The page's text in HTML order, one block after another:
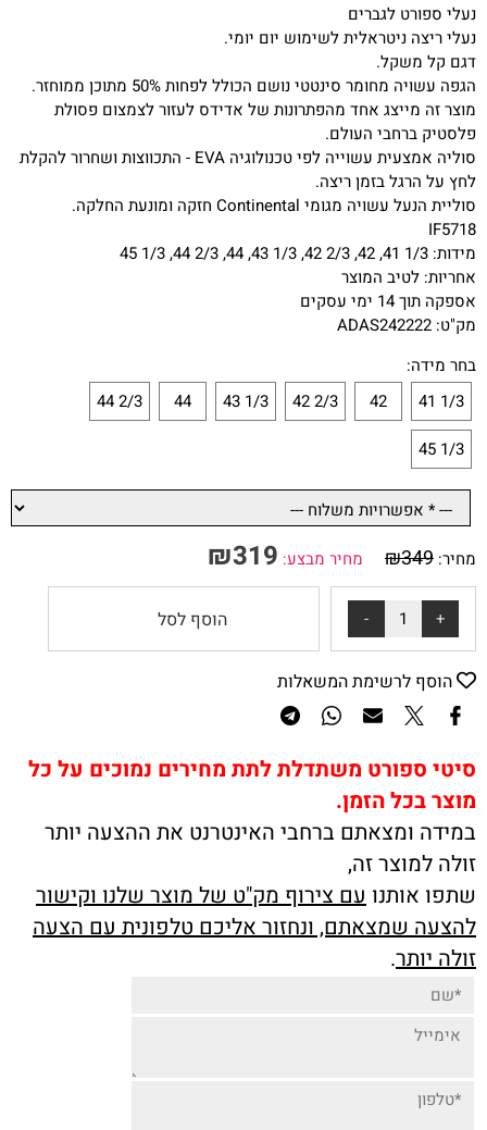
נעלי ספורט לגברים
נעלי ריצה ניטראלית לשימוש יום יומי.
דגם קל משקל.
הגפה עשויה מחומר סינטטי נושם הכולל לפחות 50% מתוכן ממוחזר.
מוצר זה מייצג אחד מהפתרונות של אדידס לעזור לצמצום פסולת
פלסטיק ברחבי העולם.
סוליה אמצעית עשוייה לפי טכנולוגיה EVA - התכווצות ושחרור להקלת
לחץ על הרגל בזמן ריצה.
סוליית הנעל עשויה מגומי Continental חזקה ומונעת החלקה.
IF5718
מידות: 1/3 41, 42, 2/3 42, 1/3 43, 44, 2/3 44, 1/3 45
אחריות: לטיב המוצר
אספקה תוך 14 ימי עסקים
מק"ט: ADAS242222
בחר מידה:
1/3 41
42
2/3 42
1/3 43
44
2/3 44
1/3 45
מחיר: ₪349 מחיר מבצע: ₪319
הוסף לסל
הוסף לרשימת המשאלות
סיטי ספורט משתדלת לתת מחירים נמוכים על כל
מוצר בכל הזמן.
במידה ומצאתם ברחבי האינטרנט את ההצעה יותר
זולה למוצר זה,
שתפו אותנו עם צירוף מק"ט של מוצר שלנו וקישור
להצעה שמצאתם, ונחזור אליכם טלפונית עם הצעה
זולה יותר.